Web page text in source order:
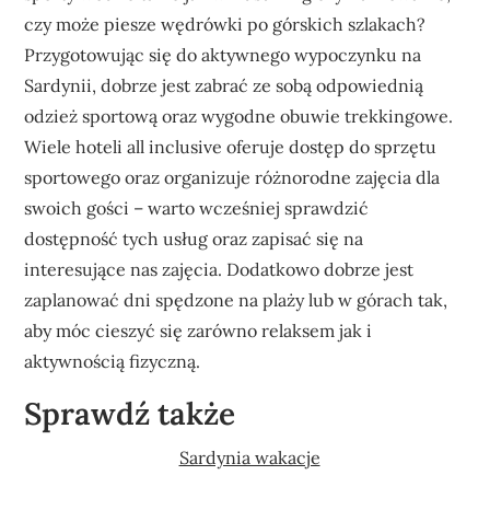
czy może piesze wędrówki po górskich szlakach?
Przygotowując się do aktywnego wypoczynku na
Sardynii, dobrze jest zabrać ze sobą odpowiednią
odzież sportową oraz wygodne obuwie trekkingowe.
Wiele hoteli all inclusive oferuje dostęp do sprzętu
sportowego oraz organizuje różnorodne zajęcia dla
swoich gości – warto wcześniej sprawdzić
dostępność tych usług oraz zapisać się na
interesujące nas zajęcia. Dodatkowo dobrze jest
zaplanować dni spędzone na plaży lub w górach tak,
aby móc cieszyć się zarówno relaksem jak i
aktywnością fizyczną.
Sprawdź także
Sardynia wakacje